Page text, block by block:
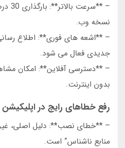
–
نسخه وب.
– **اشعه های فوری**: اطلاع
جدیدی فعال می شود.
– **دسترسی آفلاین**: امکان
بدون اینترنت.
رفع خطاهای رایج در اپلیکیشن
– **خطای نصب**: دلیل اصلی،
منابع ناشناس” است.